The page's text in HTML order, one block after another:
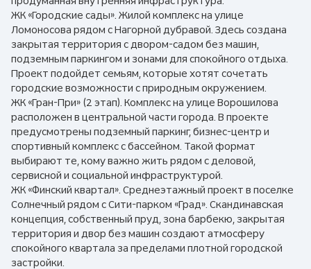
ЖК «Городские сады». Жилой комплекс на улице
Ломоносова рядом с Нагорной дубравой. Здесь создана
закрытая территория с двором-садом без машин,
подземным паркингом и зонами для спокойного отдыха.
Проект подойдет семьям, которые хотят сочетать
городские возможности с природным окружением.
ЖК «Гран-При» (2 этап). Комплекс на улице Ворошилова
расположен в центральной части города. В проекте
предусмотрены подземный паркинг, бизнес-центр и
спортивный комплекс с бассейном. Такой формат
выбирают те, кому важно жить рядом с деловой,
сервисной и социальной инфраструктурой.
ЖК «Финский квартал». Среднеэтажный проект в поселке
Солнечный рядом с Сити-парком «Град». Скандинавская
концепция, собственный пруд, зона барбекю, закрытая
территория и двор без машин создают атмосферу
спокойного квартала за пределами плотной городской
застройки.